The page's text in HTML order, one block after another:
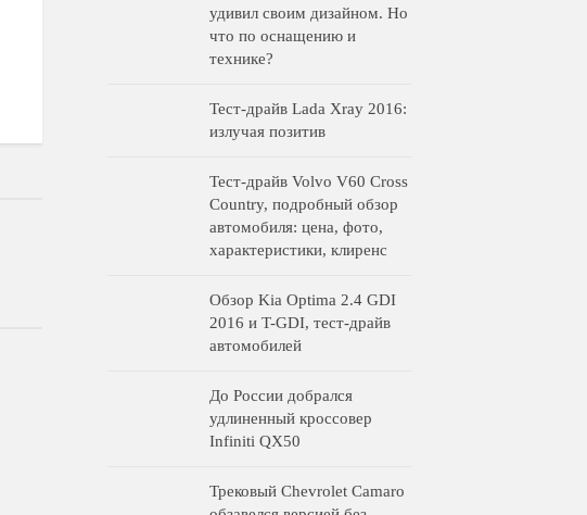
удивил своим дизайном. Но
что по оснащению и
технике?
Тест-драйв Lada Xray 2016:
излучая позитив
Тест-драйв Volvo V60 Cross
Country, подробный обзор
автомобиля: цена, фото,
характеристики, клиренс
Обзор Kia Optima 2.4 GDI
2016 и T-GDI, тест-драйв
автомобилей
До России добрался
удлиненный кроссовер
Infiniti QX50
Трековый Chevrolet Camaro